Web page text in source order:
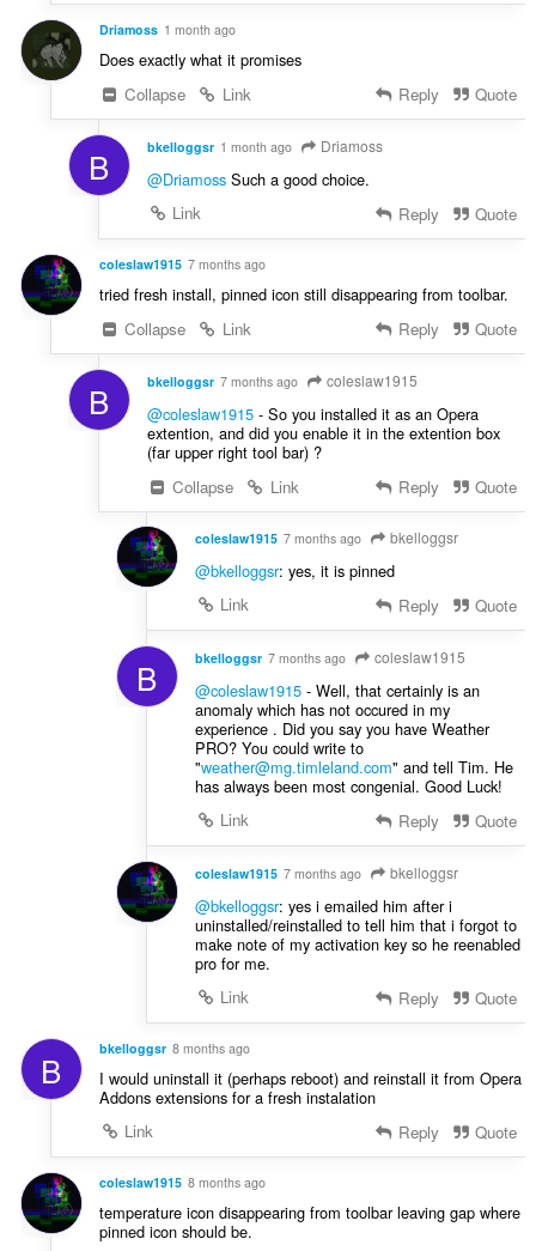
і
в
і
н
ю
ч
і
в
Driamoss 1 month ago
Does exactly what it promises
Collapse
Link Reply Quote
B bkelloggsr 1 month ago Driamoss
@DriamossSuch a good choice.
Link
Reply Quote
coleslaw1915 7 months ago
tried fresh install, pinned icon still disappearing from toolbar.
Collapse
Link Reply Quote
B bkelloggsr 7 months ago coleslaw1915
@coleslaw1915- So you installed it as an Opera
extention, and did you enable it in the extention box
(far upper right tool bar) ?
Collapse
Link Reply Quote
coleslaw1915 7 months ago bkelloggsr
@bkelloggsr: yes, it is pinned
Link
Reply Quote
B bkelloggsr 7 months ago coleslaw1915
@coleslaw1915- Well, that certainly is an
anomaly which has not occured in my
experience . Did you say you have Weather
PRO? You could write to
"weather@mg.timleland.com" and tell Tim. He
has always been most congenial. Good Luck!
Link
Reply Quote
coleslaw1915 7 months ago bkelloggsr
@bkelloggsr: yes i emailed him after i
uninstalled/reinstalled to tell him that i forgot to
make note of my activation key so he reenabled
pro for me.
Link
Reply Quote
B bkelloggsr 8 months ago
I would uninstall it (perhaps reboot) and reinstall it from Opera
Addons extensions for a fresh instalation
Link
Reply Quote
coleslaw1915 8 months ago
temperature icon disappearing from toolbar leaving gap where
pinned icon should be.